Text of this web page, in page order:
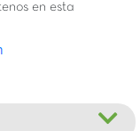
en esta